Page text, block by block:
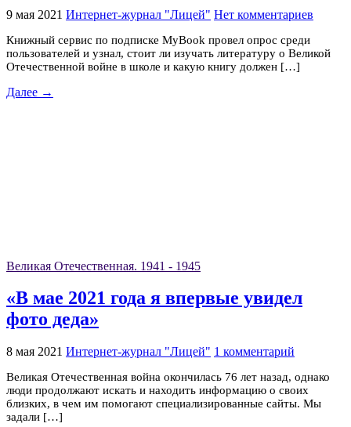
9 мая 2021 Интернет-журнал "Лицей" Нет комментариев
Книжный сервис по подписке MyBook провел опрос среди
пользователей и узнал, стоит ли изучать литературу о Великой
Отечественной войне в школе и какую книгу должен […]
Далее →
Великая Отечественная. 1941 - 1945
«В мае 2021 года я впервые увидел
фото деда»
8 мая 2021 Интернет-журнал "Лицей" 1 комментарий
Великая Отечественная война окончилась 76 лет назад, однако
люди продолжают искать и находить информацию о своих
близких, в чем им помогают специализированные сайты. Мы
задали […]